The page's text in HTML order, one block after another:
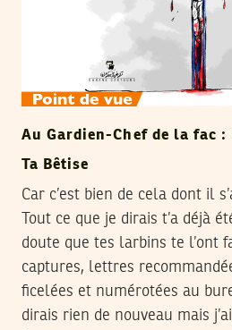
Au Gardien-Chef de la fac
Ta Bêtise
Car c’est bien de cela dont il
Tout ce que je dirais t’a déjà
doute que tes larbins te l’ont
captures, lettres
ficelées et numérotées au
dirais rien de nouveau mais